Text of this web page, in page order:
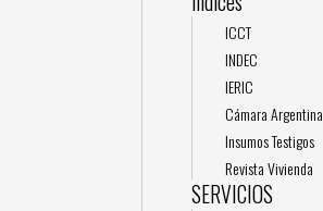
ICCT
INDEC
IERIC
Cámara Argentina
Insumos Testigos
Revista Vivienda
SERVICIOS